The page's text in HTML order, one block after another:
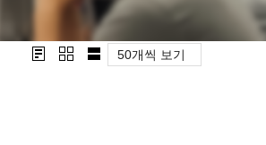
50개씩 보기